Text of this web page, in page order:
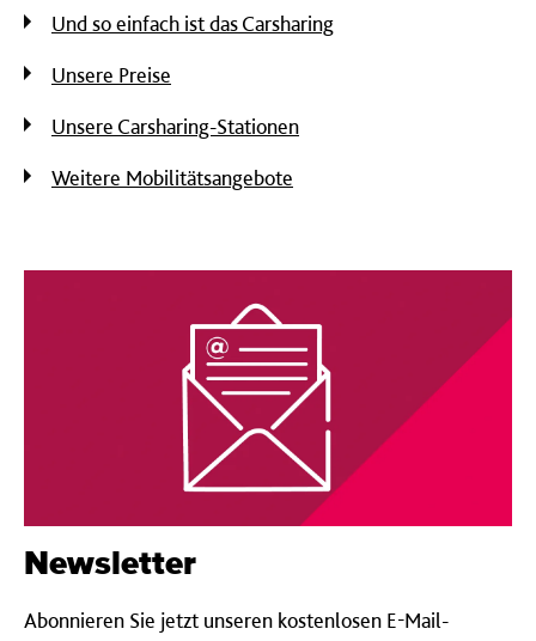
Und so einfach ist das Carsharing
Unsere Preise
Unsere Carsharing-Stationen
Weitere Mobilitätsangebote
Newsletter
Abonnieren Sie jetzt unseren kostenlosen E-Mail-